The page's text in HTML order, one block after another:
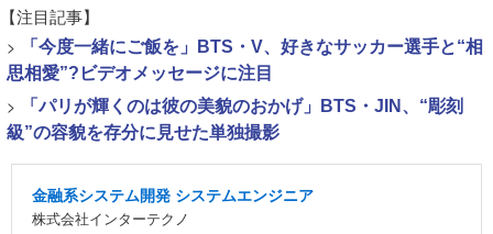
【注目記事】
>
「今度一緒にご飯を」BTS・V、好きなサッカー選手と“相
思相愛”?ビデオメッセージに注目
>
「パリが輝くのは彼の美貌のおかげ」BTS・JIN、“彫刻
級”の容貌を存分に見せた単独撮影
金融系システム開発 システムエンジニア
株式会社インターテクノ